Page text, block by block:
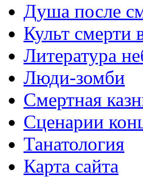
Душа после
Культ смерти
Литература
Люди-зомби
Смертная
Сценарии
Танатология
Карта сайта